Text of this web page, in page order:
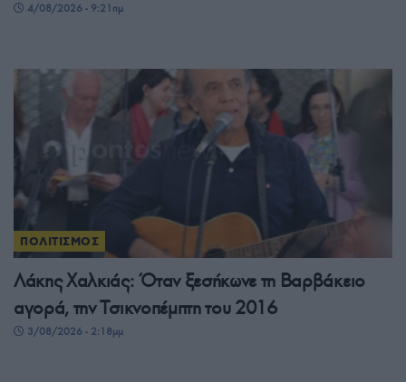
4/08/2026 - 9:21πμ
ΠΟΛΙΤΙΣΜΟΣ
Λάκης Χαλκιάς: Όταν ξεσήκωνε τη Βαρβάκειο
αγορά, την Τσικνοπέμπτη του 2016
3/08/2026 - 2:18μμ